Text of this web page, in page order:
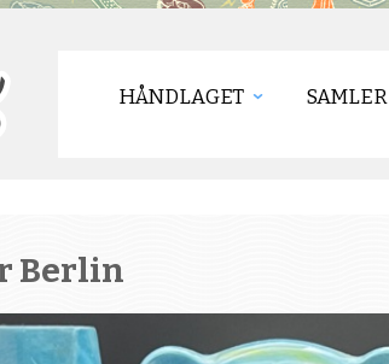
HÅNDLAGET SAMLER
Berlin